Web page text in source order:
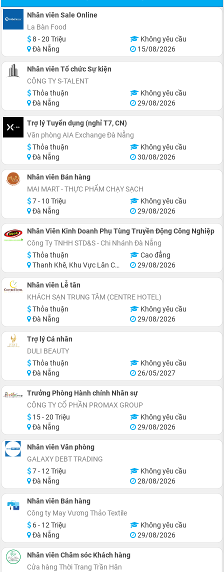
Nhân viên Sale Online
La Bàn Food
8 - 20 Triệu
Không yêu cầu
Đà Nẵng
15/08/2026
Nhân viên Tổ chức Sự kiện
CÔNG TY S-TALENT
Thỏa thuận
Không yêu cầu
Đà Nẵng
29/08/2026
Trợ lý Tuyển dụng (nghỉ T7, CN)
Văn phòng AIA Exchange Đà Nẵng
Thỏa thuận
Không yêu cầu
Đà Nẵng
30/08/2026
Nhân viên Bán hàng
MAI MART - THỰC PHẨM CHẠY SẠCH
7 - 10 Triệu
Không yêu cầu
Đà Nẵng
29/08/2026
Nhân Viên Kinh Doanh Phụ Tùng Truyền Động Công Nghiệp
Công Ty TNHH STD&S - Chi Nhánh Đà Nẵng
Thỏa thuận
Cao đẳng
Thanh Khê, Khu Vực Lân Cận Đà Nẵng
29/08/2026
Nhân viên Lễ tân
KHÁCH SẠN TRUNG TÂM (CENTRE HOTEL)
Thỏa thuận
Không yêu cầu
Đà Nẵng
29/08/2026
Trợ lý Cá nhân
DULI BEAUTY
Thỏa thuận
Không yêu cầu
Đà Nẵng
26/05/2027
Trưởng Phòng Hành chính Nhân sự
CÔNG TY CỔ PHẦN PROMAX GROUP
15 - 20 Triệu
Không yêu cầu
Đà Nẵng
29/08/2026
Nhân viên Văn phòng
GALAXY DEBT TRADING
7 - 12 Triệu
Không yêu cầu
Đà Nẵng
28/08/2026
Nhân viên Bán hàng
Công ty May Vương Thảo Textile
6 - 12 Triệu
Không yêu cầu
Đà Nẵng
29/08/2026
Nhân viên Chăm sóc Khách hàng
Cửa hàng Thời Trang Trần Hân